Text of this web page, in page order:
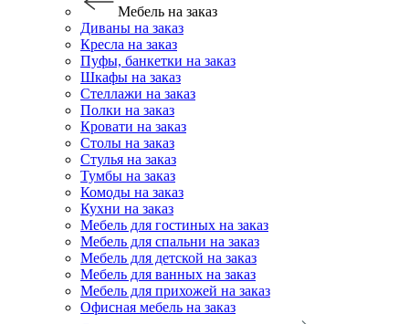
Мебель на заказ
Диваны на заказ
Кресла на заказ
Пуфы, банкетки на заказ
Шкафы на заказ
Стеллажи на заказ
Полки на заказ
Кровати на заказ
Столы на заказ
Стулья на заказ
Тумбы на заказ
Комоды на заказ
Кухни на заказ
Мебель для гостиных на заказ
Мебель для спальни на заказ
Мебель для детской на заказ
Мебель для ванных на заказ
Мебель для прихожей на заказ
Офисная мебель на заказ